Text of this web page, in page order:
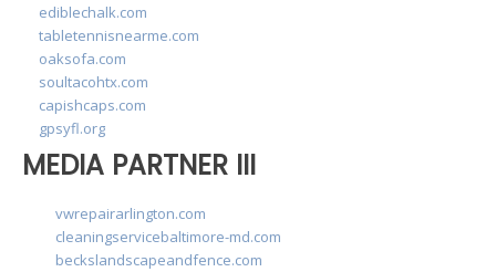
ediblechalk.com
tabletennisnearme.com
oaksofa.com
soultacohtx.com
capishcaps.com
gpsyfl.org
MEDIA PARTNER III
vwrepairarlington.com
cleaningservicebaltimore-md.com
beckslandscapeandfence.com